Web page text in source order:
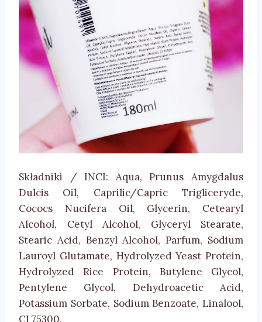
Składniki / INCI: Aqua, Prunus Amygdalus
Dulcis Oil, Caprilic/Capric Trigliceryde,
Cococs Nucifera Oil, Glycerin, Cetearyl
Alcohol, Cetyl Alcohol, Glyceryl Stearate,
Stearic Acid, Benzyl Alcohol, Parfum, Sodium
Lauroyl Glutamate, Hydrolyzed Yeast Protein,
Hydrolyzed Rice Protein, Butylene Glycol,
Pentylene Glycol, Dehydroacetic Acid,
Potassium Sorbate, Sodium Benzoate, Linalool,
CI 75300.